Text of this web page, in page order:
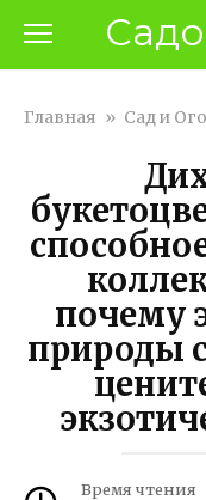
контенту
Главная » Сад и
почему
природы
Время чтения